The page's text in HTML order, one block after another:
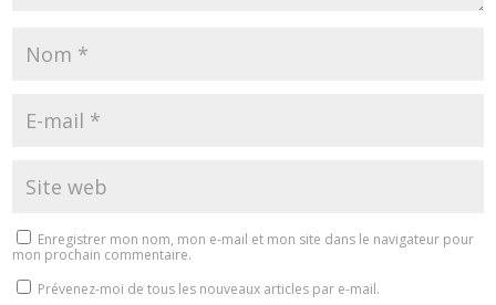
Enregistrer mon nom, mon e-mail et mon site dans le navigateur pour
mon prochain commentaire.
Prévenez-moi de tous les nouveaux articles par e-mail.